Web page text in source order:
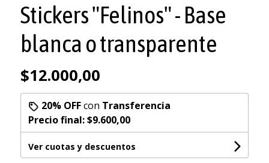
Stickers "Felinos" - Base
blanca o transparente
$12.000,00
20% OFFcon Transferencia
Precio final:$9.600,00
Ver cuotas y descuentos